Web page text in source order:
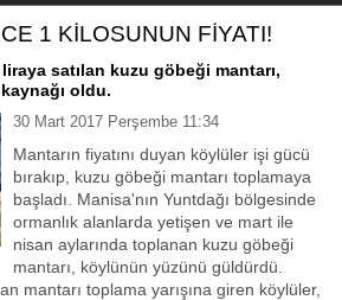
1 KİLOSUNUN FİYATI!
satılan kuzu göbeği mantarı,
oldu.
30 Mart 2017 Perşembe 11:34
Mantarın fiyatını duyan köylüler işi gücü
bırakıp, kuzu göbeği mantarı toplamaya
başladı. Manisa'nın Yuntdağı bölgesinde
ormanlık alanlarda yetişen ve mart ile
nisan aylarında toplanan kuzu göbeği
mantarı, köylünün yüzünü güldürdü.
mantarı toplama yarışına giren köylüler,